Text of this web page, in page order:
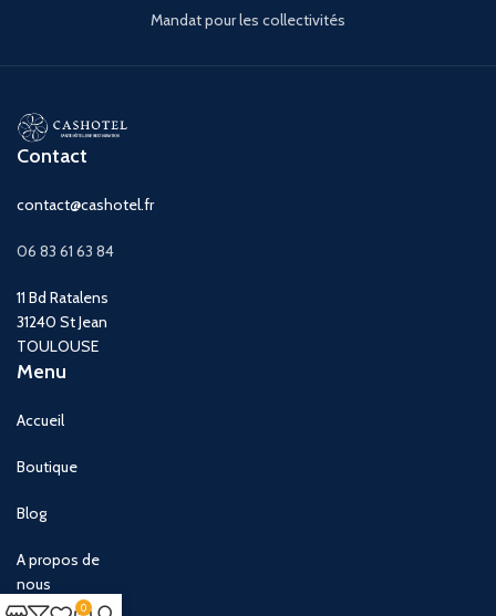
Mandat pour les collectivités
Contact
contact@cashotel.fr
06 83 61 63 84
11 Bd Ratalens
31240 St Jean
TOULOUSE
Menu
Accueil
Boutique
Blog
A propos de
nous
0